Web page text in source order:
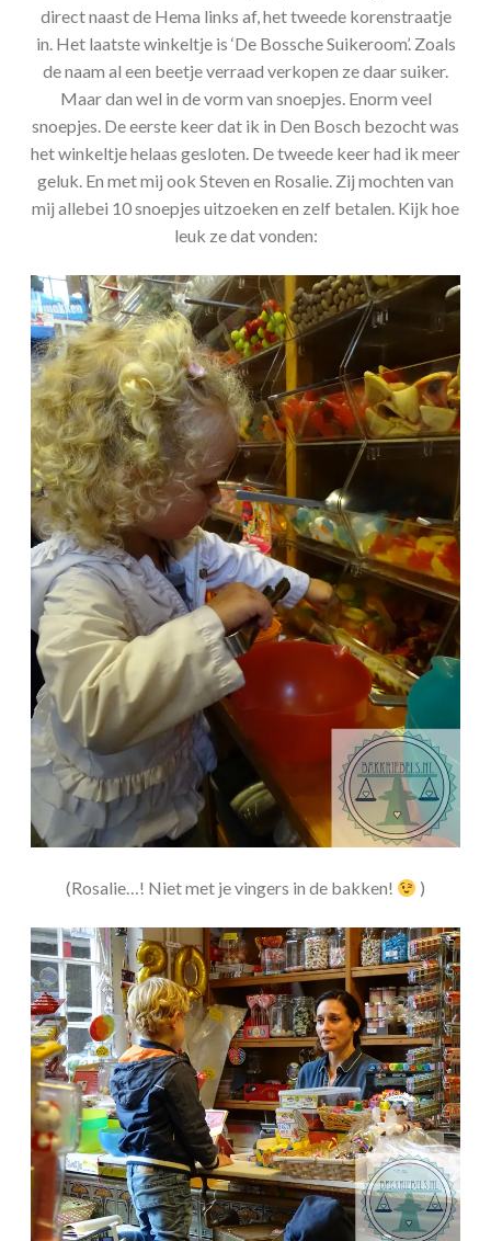
direct naast de Hema links af, het tweede korenstraatje
in. Het laatste winkeltje is ‘De Bossche Suikeroom’. Zoals
de naam al een beetje verraad verkopen ze daar suiker.
Maar dan wel in de vorm van snoepjes. Enorm veel
snoepjes. De eerste keer dat ik in Den Bosch bezocht was
het winkeltje helaas gesloten. De tweede keer had ik meer
geluk. En met mij ook Steven en Rosalie. Zij mochten van
mij allebei 10 snoepjes uitzoeken en zelf betalen. Kijk hoe
leuk ze dat vonden:
(Rosalie…! Niet met je vingers in de bakken! )